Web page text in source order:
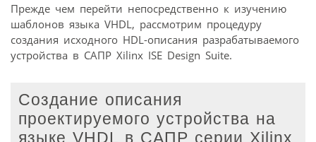
Прежде чем перейти непосредственно к изучению
шаблонов языка VHDL, рассмотрим процедуру
создания исходного HDL-описания разрабатываемого
устройства в САПР Xilinx ISE Design Suite.
Создание описания
проектируемого устройства на
языке VHDL в САПР серии Xilinx